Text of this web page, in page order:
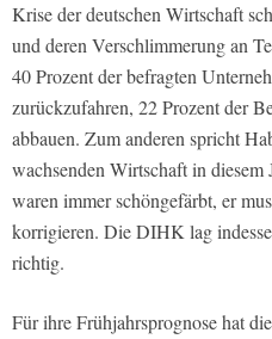
Krise der deutschen Wirtschaft
und deren Verschlimmerung an
40 Prozent der befragten
zurückzufahren, 22 Prozent der
abbauen. Zum anderen spricht
wachsenden Wirtschaft in diesem
waren immer schöngefärbt, er
korrigieren. Die DIHK lag
richtig.
Für ihre Frühjahrsprognose hat